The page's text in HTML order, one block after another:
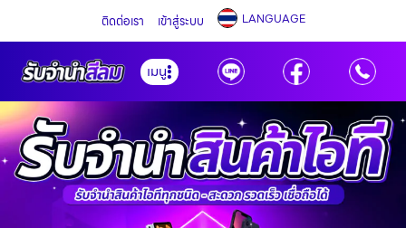
ติดต่อเรา เข้าสู่ระบบ LANGUAGE
เมนู